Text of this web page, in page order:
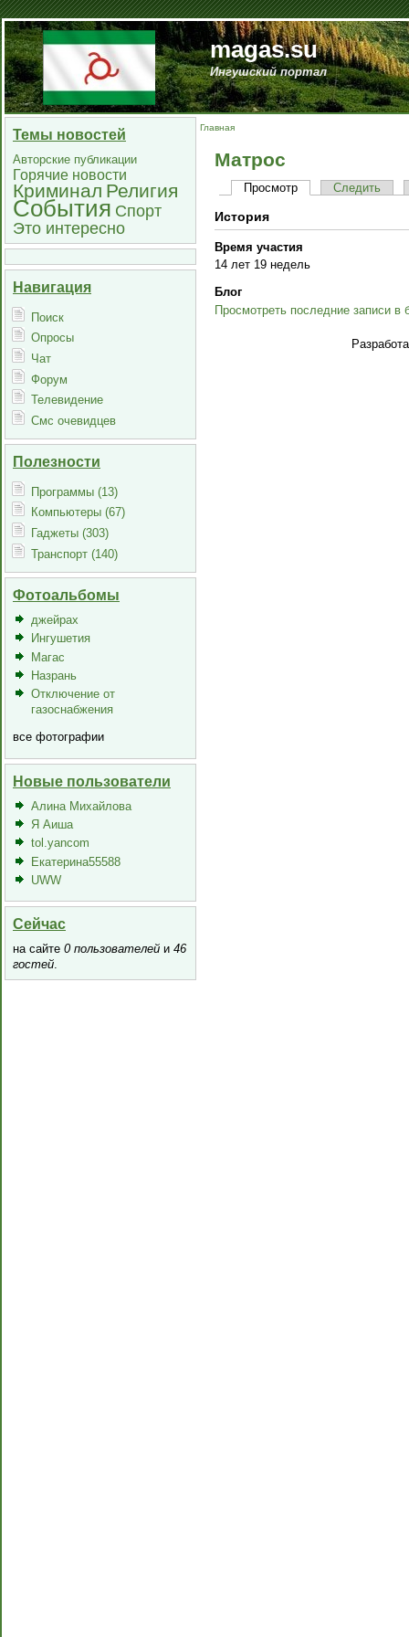
magas.su
Ингушский портал
Темы новостей
Авторские публикации
Горячие новости
Криминал Религия
События Спорт
Это интересно
Навигация
Поиск
Опросы
Чат
Форум
Телевидение
Смс очевидцев
Полезности
Программы (13)
Компьютеры (67)
Гаджеты (303)
Транспорт (140)
Фотоальбомы
джейрах
Ингушетия
Магас
Назрань
Отключение от
газоснабжения
все фотографии
Новые пользователи
Алина Михайлова
Я Аиша
tol.yancom
Екатерина55588
UWW
Сейчас
на сайте 0 пользователей и 46
гостей.
Главная
Матрос
Просмотр Следить
История
Время участия
14 лет 19 недель
Блог
Просмотреть последние записи в